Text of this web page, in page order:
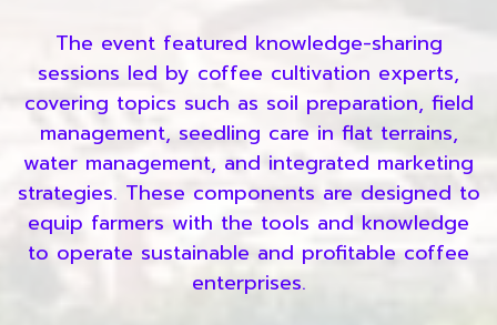
The event featured knowledge-sharing
sessions led by coffee cultivation experts,
covering topics such as soil preparation, field
management, seedling care in flat terrains,
water management, and integrated marketing
strategies. These components are designed to
equip farmers with the tools and knowledge
to operate sustainable and profitable coffee
enterprises.